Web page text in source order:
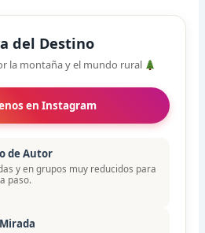
del Destino
la montaña y el mundo rural
en Instagram
de Autor
y en grupos muy reducidos para
paso.